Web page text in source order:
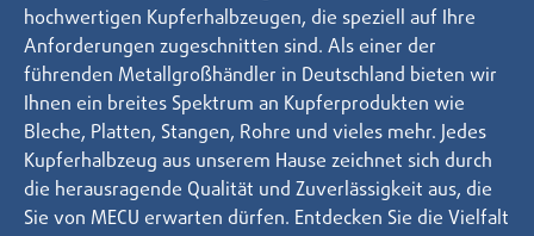
hochwertigen Kupferhalbzeugen, die speziell auf Ihre
Anforderungen zugeschnitten sind. Als einer der
führenden Metallgroßhändler in Deutschland bieten wir
Ihnen ein breites Spektrum an Kupferprodukten wie
Bleche, Platten, Stangen, Rohre und vieles mehr. Jedes
Kupferhalbzeug aus unserem Hause zeichnet sich durch
die herausragende Qualität und Zuverlässigkeit aus, die
Sie von MECU erwarten dürfen. Entdecken Sie die Vielfalt